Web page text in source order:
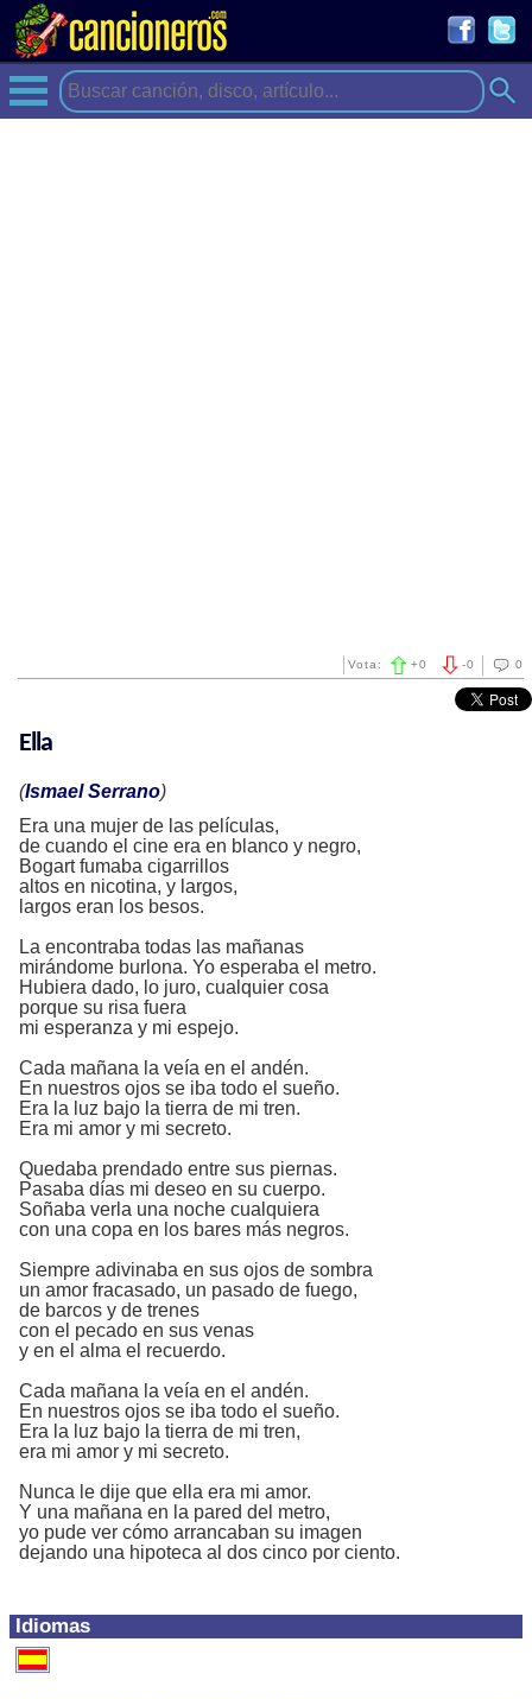
0
-0
Vota: +0
Idiomas
Ella
(Ismael Serrano)
Era una mujer de las películas,
de cuando el cine era en blanco y negro,
Bogart fumaba cigarrillos
altos en nicotina, y largos,
largos eran los besos.
La encontraba todas las mañanas
mirándome burlona. Yo esperaba el metro.
Hubiera dado, lo juro, cualquier cosa
porque su risa fuera
mi esperanza y mi espejo.
Cada mañana la veía en el andén.
En nuestros ojos se iba todo el sueño.
Era la luz bajo la tierra de mi tren.
Era mi amor y mi secreto.
Quedaba prendado entre sus piernas.
Pasaba días mi deseo en su cuerpo.
Soñaba verla una noche cualquiera
con una copa en los bares más negros.
Siempre adivinaba en sus ojos de sombra
un amor fracasado, un pasado de fuego,
de barcos y de trenes
con el pecado en sus venas
y en el alma el recuerdo.
Cada mañana la veía en el andén.
En nuestros ojos se iba todo el sueño.
Era la luz bajo la tierra de mi tren,
era mi amor y mi secreto.
Nunca le dije que ella era mi amor.
Y una mañana en la pared del metro,
yo pude ver cómo arrancaban su imagen
dejando una hipoteca al dos cinco por ciento.